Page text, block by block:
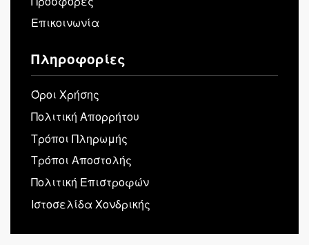
Επικοινωνία
Πληροφορίες
Όροι Χρήσης
Πολιτική Απορρήτου
Τρόποι Πληρωμής
Τρόποι Αποστολής
Πολιτική Επιστροφών
Ιστοσελίδα Χονδρικής